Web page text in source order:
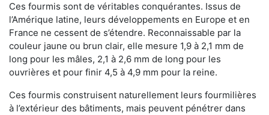
Ces fourmis sont de véritables conquérantes. Issus de
l’Amérique latine, leurs développements en Europe et en
France ne cessent de s’étendre. Reconnaissable par la
couleur jaune ou brun clair, elle mesure 1,9 à 2,1 mm de
long pour les mâles, 2,1 à 2,6 mm de long pour les
ouvrières et pour finir 4,5 à 4,9 mm pour la reine.
Ces fourmis construisent naturellement leurs fourmilières
à l’extérieur des bâtiments, mais peuvent pénétrer dans